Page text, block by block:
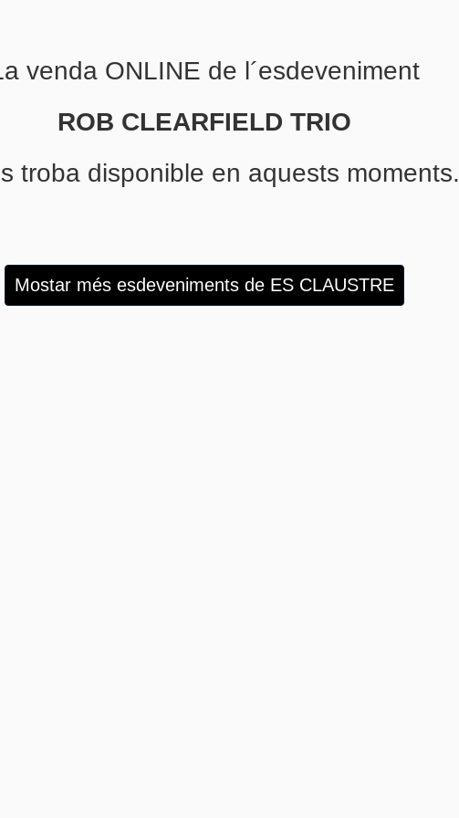
venda ONLINE de l´esdeveniment
ROB CLEARFIELD TRIO
troba disponible en aquests moments.
Mostar més esdeveniments de ES CLAUSTRE